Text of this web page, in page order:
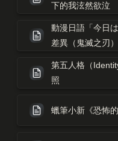
下的我泫然欲泣
動漫日語「今日
差異（鬼滅之刃）
第五人格（
照
蠟筆小新《恐怖